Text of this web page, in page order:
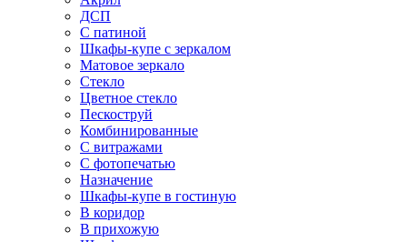
ДСП
С патиной
Шкафы-купе с зеркалом
Матовое зеркало
Стекло
Цветное стекло
Пескоструй
Комбинированные
С витражами
С фотопечатью
Назначение
Шкафы-купе в гостиную
В коридор
В прихожую